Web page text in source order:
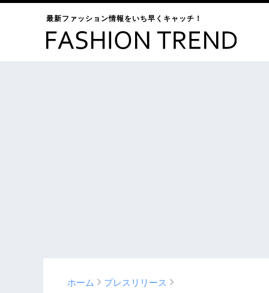
最新ファッション情報をいち早くキャッチ！
ホーム プレスリリース